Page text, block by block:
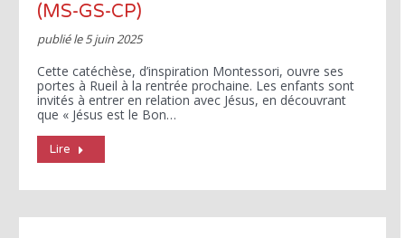
(MS-GS-CP)
publié le5 juin 2025
Cette catéchèse, d’inspiration Montessori, ouvre ses
portes à Rueil à la rentrée prochaine. Les enfants sont
invités à entrer en relation avec Jésus, en découvrant
que « Jésus est le Bon…
Lire